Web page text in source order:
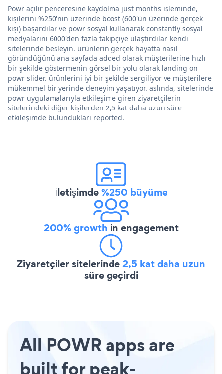
Powr açılır penceresine kaydolma just months işleminde,
kişilerini %250'nin üzerinde boost (600'ün üzerinde gerçek
kişi) başardılar ve powr sosyal kullanarak constantly sosyal
medyalarını 6000'den fazla takipçiye ulaştırdılar. kendi
sitelerinde besleyin. ürünlerin gerçek hayatta nasıl
göründüğünü ana sayfada added olarak müşterilerine hızlı
bir şekilde göstermenin görsel bir yolu olarak landing on
powr slider. ürünlerini iyi bir şekilde sergiliyor ve müşterilere
mükemmel bir yerinde deneyim yaşatıyor. aslında, sitelerinde
powr uygulamalarıyla etkileşime giren ziyaretçilerin
sitelerindeki diğer kişilerden 2,5 kat daha uzun süre
etkileşimde bulundukları reported.
İletişimde%250 büyüme
200% growth in engagement
Ziyaretçiler sitelerinde2,5 kat daha uzun
süre geçirdi
All POWR apps are
built for peak-